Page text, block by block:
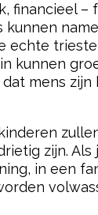
financieel
kunnen
mens
zijn.
in een